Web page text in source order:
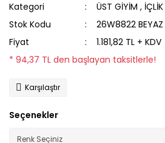
Kategori ÜST GİYİM , İÇLİK
Stok Kodu
26W8822 BEYAZ
Fiyat
1.181,82 TL + KDV
* 94,37 TL den başlayan taksitlerle!
Karşılaştır
Seçenekler